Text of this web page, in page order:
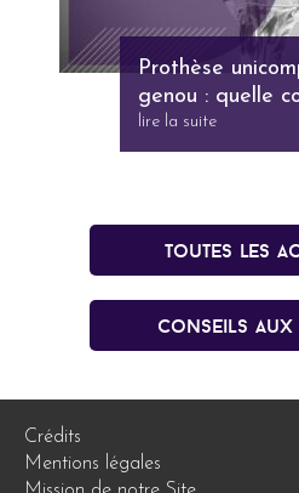
Prothèse
genou : quelle
lire la suite
Toutes les
conseils
Crédits
Mentions légales